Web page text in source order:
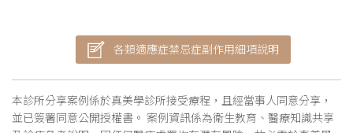
各類適應症禁忌症副作用細項說明
本診所分享案例係於真美學診所接受療程，且經當事人同意分享，
並已簽署同意公開授權書。 案例資訊係為衛生教育、醫療知識共享